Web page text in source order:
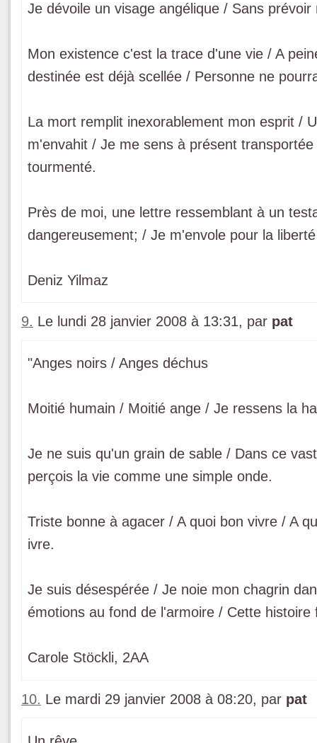
Je dévoile un visage angélique / Sans
Mon existence c'est la trace d'une vie / A
destinée est déjà scellée / Personne ne
La mort remplit inexorablement mon esprit /
m'envahit / Je me sens à présent
tourmenté.
Près de moi, une lettre ressemblant à un
dangereusement; / Je m'envole pour la
Deniz Yilmaz
9. Le lundi 28 janvier 2008 à 13:31, par pat
"Anges noirs / Anges déchus
Moitié humain / Moitié ange / Je ressens la
Je ne suis qu'un grain de sable / Dans ce
perçois la vie comme une simple onde.
Triste bonne à agacer / A quoi bon vivre / A
ivre.
Je suis désespérée / Je noie mon chagrin
émotions au fond de l'armoire / Cette histoire
Carole Stöckli, 2AA
10. Le mardi 29 janvier 2008 à 08:20, par pat